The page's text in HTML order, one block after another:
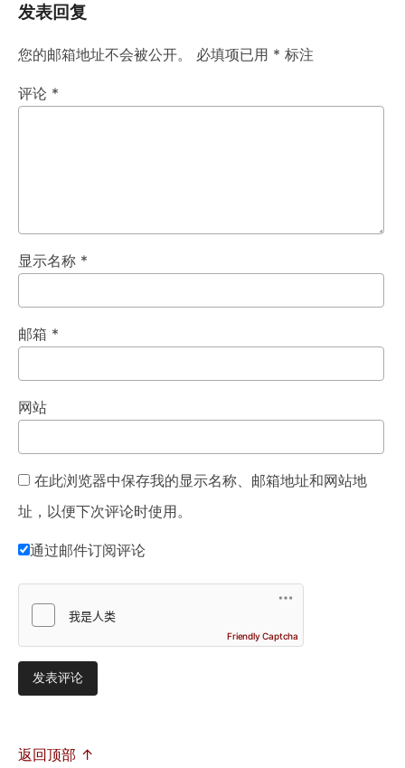
发表回复
您的邮箱地址不会被公开。 必填项已用 * 标注
评论 *
显示名称 *
邮箱 *
网站
在此浏览器中保存我的显示名称、邮箱地址和网站地
址，以便下次评论时使用。
通过邮件订阅评论
Friendly Captcha
返回顶部 ↑